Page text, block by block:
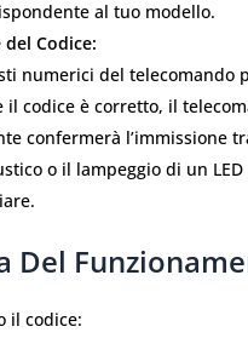
al tuo modello.
Codice:
numerici del telecomando
il codice è corretto, il
confermerà l’immissione
o il lampeggio di un LED
Del
il codice: